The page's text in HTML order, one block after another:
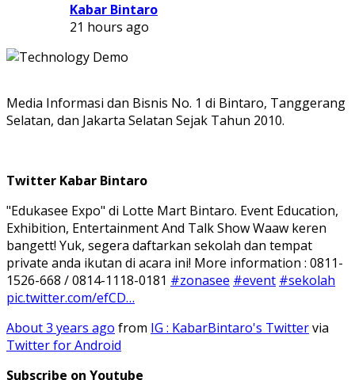
Kabar Bintaro
21 hours ago
Media Informasi dan Bisnis No. 1 di Bintaro, Tanggerang
Selatan, dan Jakarta Selatan Sejak Tahun 2010.
Twitter Kabar Bintaro
"Edukasee Expo" di Lotte Mart Bintaro. Event Education,
Exhibition, Entertainment And Talk Show Waaw keren
bangett! Yuk, segera daftarkan sekolah dan tempat
private anda ikutan di acara ini! More information : 0811-
1526-668 / 0814-1118-0181 #zonasee #event #sekolah
pic.twitter.com/efCD…
About 3 years ago from IG : KabarBintaro's Twittervia
Twitter for Android
Subscribe on Youtube